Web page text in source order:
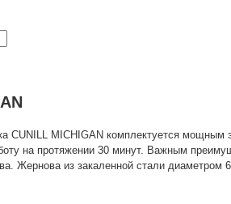
CUNILL MICHIGAN комплектуется мощным
на протяжении 30 минут. Важным
Жернова из закаленной стали